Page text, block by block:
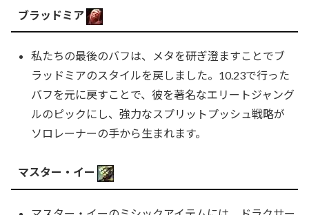
ブラッドミア
私たちの最後のバフは、メタを研ぎ澄ますことでブ
ラッドミアのスタイルを戻しました。10.23で行った
バフを元に戻すことで、彼を著名なエリートジャング
ルのピックにし、強力なスプリットプッシュ戦略が
ソロレーナーの手から生まれます。
マスター・イー